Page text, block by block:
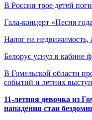
В России трое детей
Гала-концерт «Песня
Налог на
Белорус уснул в кабине
В Гомельской области
событий и летних
11-летняя девочка из
нападения стаи